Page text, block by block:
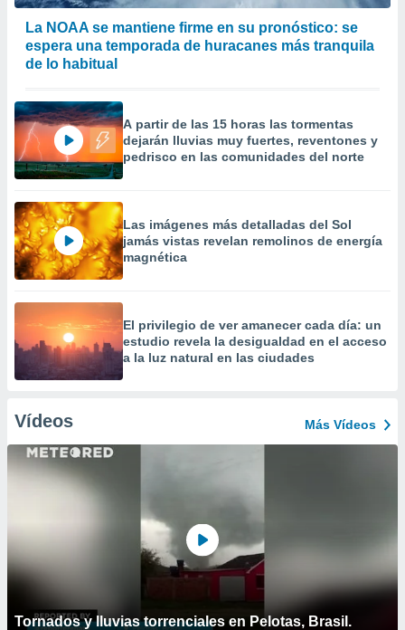
La NOAA se mantiene firme en su pronóstico: se
espera una temporada de huracanes más tranquila
de lo habitual
A partir de las 15 horas las tormentas
dejarán lluvias muy fuertes, reventones y
pedrisco en las comunidades del norte
Las imágenes más detalladas del Sol
jamás vistas revelan remolinos de energía
magnética
El privilegio de ver amanecer cada día: un
estudio revela la desigualdad en el acceso
a la luz natural en las ciudades
Vídeos Más Vídeos
Tornados y lluvias torrenciales en Pelotas, Brasil.